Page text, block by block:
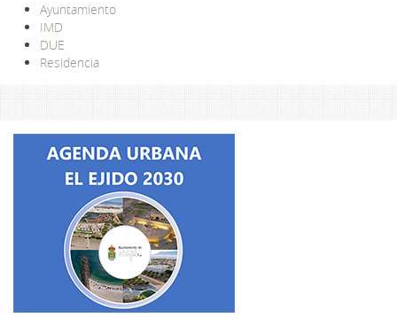
Ayuntamiento
IMD
DUE
Residencia